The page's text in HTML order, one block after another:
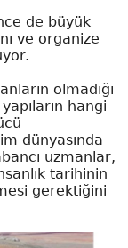
de büyük
ve organize
olmadığı
hangi
dünyasında
uzmanlar,
tarihinin
gerektiğini